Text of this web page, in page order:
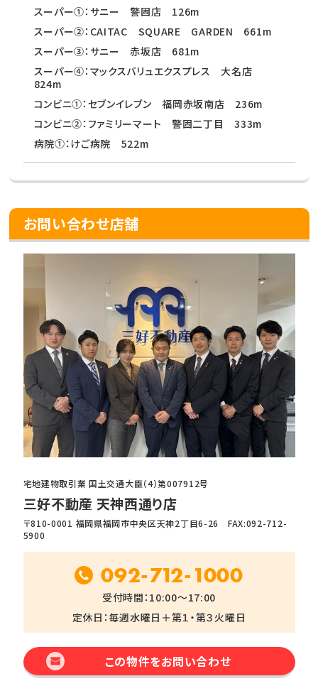
スーパー①：サニー 警固店 126m
スーパー②：CAITAC SQUARE GARDEN 661m
スーパー③：サニー 赤坂店 681m
スーパー④：マックスバリュエクスプレス 大名店
824m
コンビニ①：セブンイレブン 福岡赤坂南店 236m
コンビニ②：ファミリーマート 警固二丁目 333m
病院①：けご病院 522m
お問い合わせ店舗
宅地建物取引業 国土交通大臣（4）第007912号
三好不動産 天神西通り店
〒810-0001 福岡県福岡市中央区天神2丁目6-26 FAX:092-712-
5900
092-712-1000
受付時間：10:00～17:00
定休日：毎週水曜日＋第１・第３火曜日
この物件をお問い合わせ